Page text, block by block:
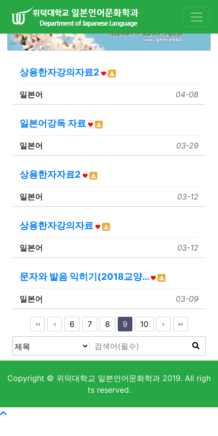
상용한자강의자료2
일본어 04-08
일본어강독 자료
일본어 03-29
상용한자자료2
일본어 03-12
상용한자강의자료
일본어 03-12
문자와 발음 익히기(2018교양…
일본어 03-09
6 7 8 9 10
Copyright © 위덕대학교 일본언어문화학과 2019. All righ
ts reserved.